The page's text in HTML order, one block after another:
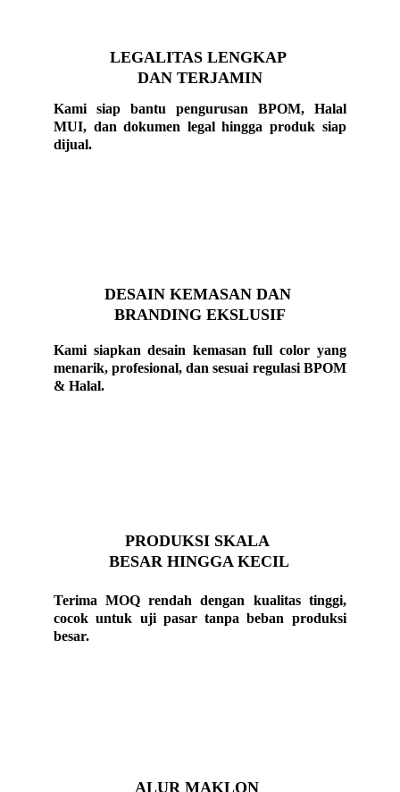
LEGALITAS LENGKAP
DAN TERJAMIN
DESAIN KEMASAN DAN
BRANDING EKSLUSIF
Kami siapkan desain kemasan full color yang
menarik, profesional, dan sesuai regulasi BPOM
& Halal.
PRODUKSI SKALA
BESAR HINGGA KECIL
ALUR MAKLON
Terima MOQ rendah dengan kualitas tinggi,
cocok untuk uji pasar tanpa beban produksi
besar.
Kami siap bantu pengurusan BPOM, Halal
MUI, dan dokumen legal hingga produk siap
dijual.